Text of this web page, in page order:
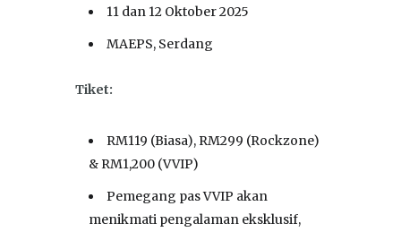
11 dan 12 Oktober 2025
MAEPS, Serdang
Tiket:
RM119 (Biasa), RM299 (Rockzone)
& RM1,200 (VVIP)
Pemegang pas VVIP akan
menikmati pengalaman eksklusif,